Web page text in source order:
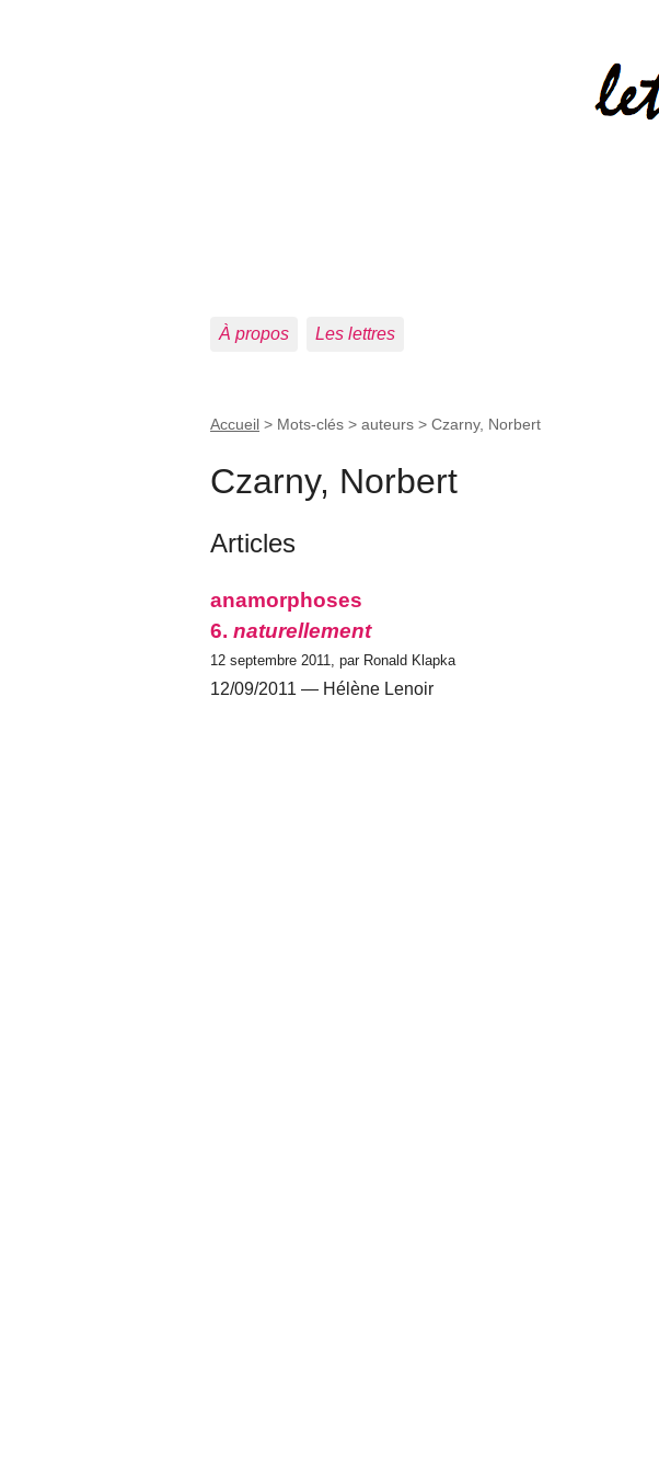
À propos Les lettres
Accueil > Mots-clés > auteurs > Czarny, Norbert
Czarny, Norbert
Articles
anamorphoses
6. naturellement
12 septembre 2011, par Ronald Klapka
12/09/2011 — Hélène Lenoir